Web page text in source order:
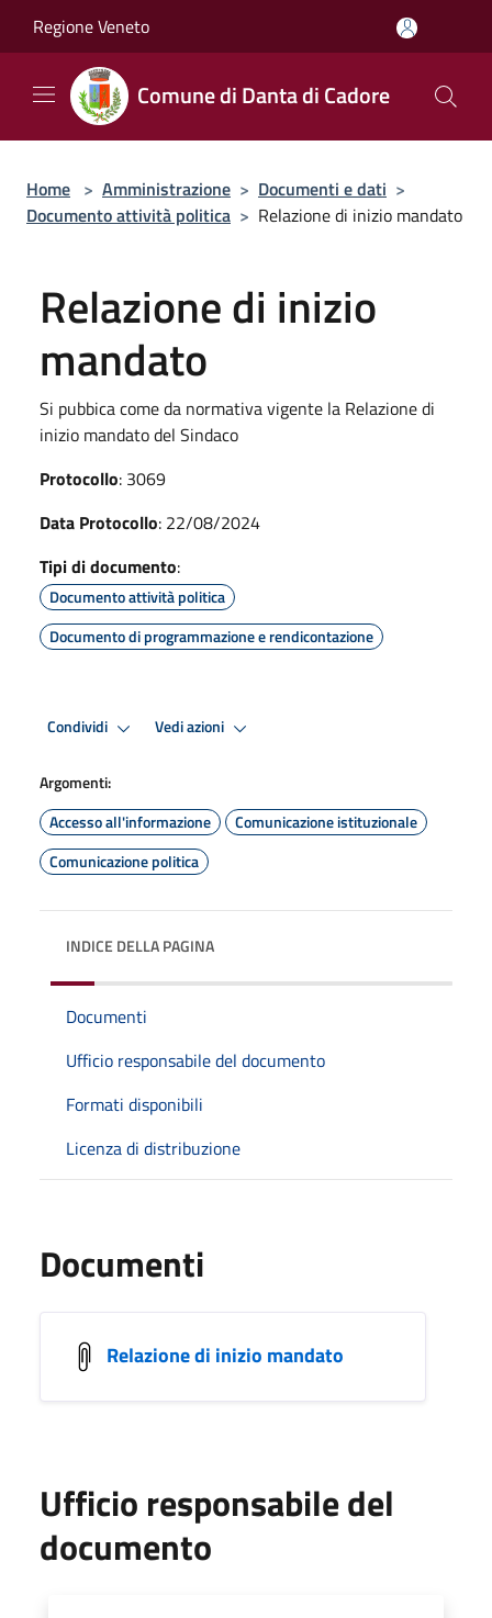
Regione Veneto
Comune di Danta di Cadore
Home > Amministrazione > Documenti e dati >
Documento attività politica > Relazione di inizio mandato
Relazione di inizio
mandato
Si pubbica come da normativa vigente la Relazione di
inizio mandato del Sindaco
Protocollo: 3069
Data Protocollo: 22/08/2024
Tipi di documento:
Documento attività politica
Documento di programmazione e rendicontazione
Condividi Vedi azioni
Argomenti:
Accesso all'informazione
Comunicazione istituzionale
Comunicazione politica
INDICE DELLA PAGINA
Documenti
Ufficio responsabile del documento
Formati disponibili
Licenza di distribuzione
Documenti
Relazione di inizio mandato
Ufficio responsabile del
documento